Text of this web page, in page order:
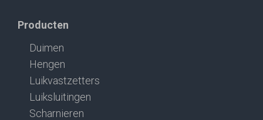
Producten
Duimen
Hengen
Luikvastzetters
Luiksluitingen
Scharnieren